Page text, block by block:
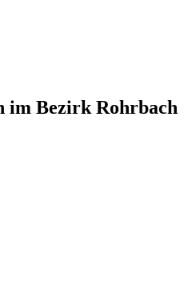
im Bezirk Rohrbach